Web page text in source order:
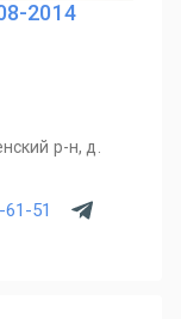
2014
р-н, д.
51